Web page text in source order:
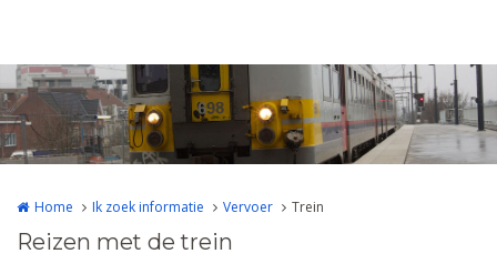
Home Ik zoek informatie Vervoer Trein
Reizen met de trein